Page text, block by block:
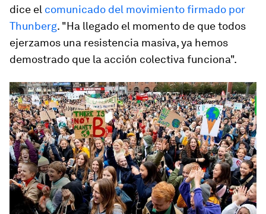
dice el comunicado del movimiento firmado por
Thunberg. "Ha llegado el momento de que todos
ejerzamos una resistencia masiva, ya hemos
demostrado que la acción colectiva funciona".